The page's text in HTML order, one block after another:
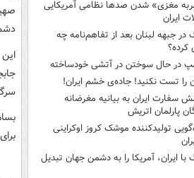
مغزی» شدن صدها نظامی آمریکایی
ایران
در جبهه لبنان بعد از تفاهم‌نامه چه
کرده؟
در حال سوختن در آتشی خودساخته
را تست نکنید! جاده‌ی خشم ایران!
سفارت ایران به بیانیه مغرضانه
پارلمان اتریش
تولیدکننده موشک کروز اوکراینی
با ایران، آمریکا را به دشمن جهان تبدیل